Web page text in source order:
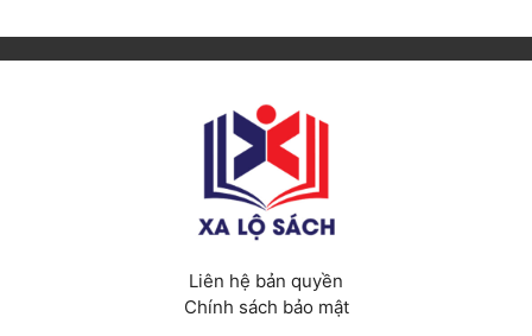
Liên hệ bản quyền
Chính sách bảo mật